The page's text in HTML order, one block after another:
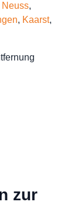
,
, Kaarst,
zur